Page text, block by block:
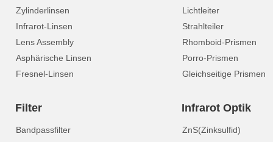
Zylinderlinsen
Infrarot-Linsen
Lens Assembly
Asphärische Linsen
Fresnel-Linsen
Lichtleiter
Strahlteiler
Rhomboid-Prismen
Porro-Prismen
Gleichseitige Prismen
Filter
Bandpassfilter
Infrarot Optik
ZnS(Zinksulfid)